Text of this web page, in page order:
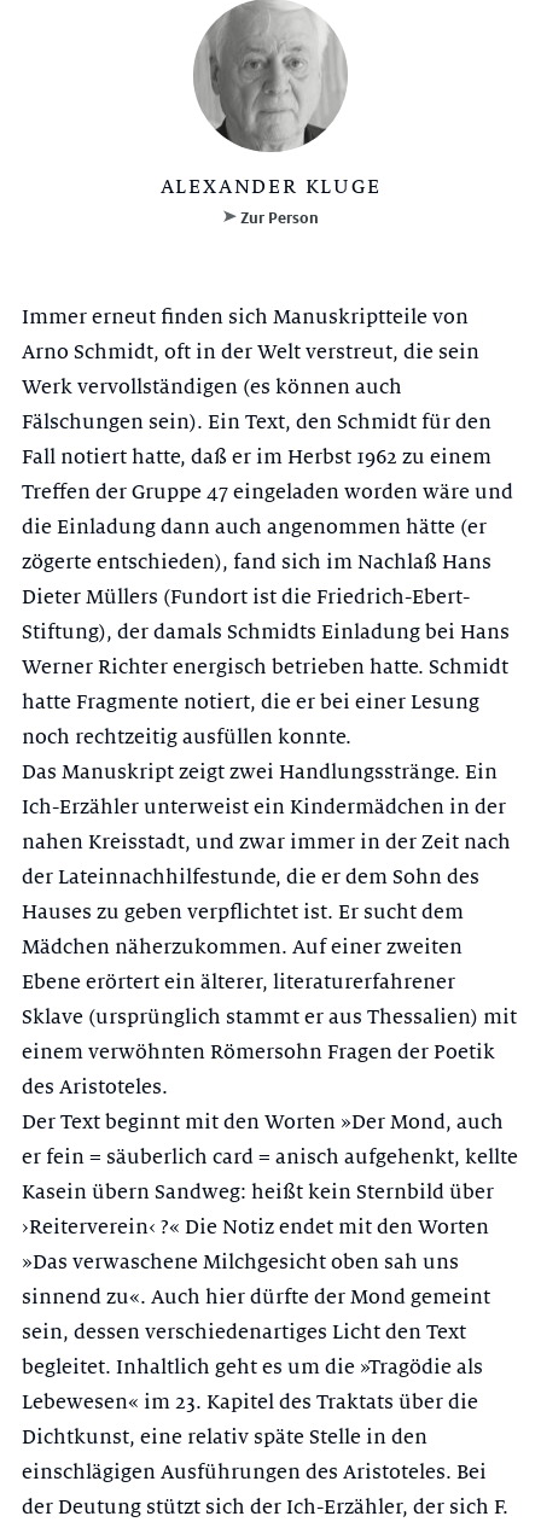
ALEXANDER KLUGE
Zur Person
Immer erneut finden sich Manuskriptteile von
Arno Schmidt, oft in der Welt verstreut, die sein
Werk vervollständigen (es können auch
Fälschungen sein). Ein Text, den Schmidt für den
Fall notiert hatte, daß er im Herbst 1962 zu einem
Treffen der Grup­pe 47 eingeladen worden wäre und
die Einladung dann auch angenommen hätte (er
zögerte entschieden), fand sich im Nachlaß Hans
Dieter Müllers (Fundort ist die Friedrich-Ebert-
Stiftung), der damals Schmidts Einladung bei Hans
Werner Richter energisch betrieben hatte. Schmidt
hatte Fragmente no­tiert, die er bei einer Lesung
noch rechtzeitig ausfüllen konnte.
Das Manuskript zeigt zwei Handlungsstränge. Ein
Ich-Erzähler unterweist ein Kindermädchen in der
nahen Kreisstadt, und zwar immer in der Zeit nach
der Lateinnachhilfestunde, die er dem Sohn des
Hauses zu geben verpflichtet ist. Er sucht dem
Mädchen näherzukommen. Auf einer zweiten
Ebene erörtert ein älterer, literaturerfahrener
Sklave (ursprünglich stammt er aus Thessalien) mit
einem verwöhnten Römersohn Fragen der Poetik
des Aristoteles.
Der Text beginnt mit den Worten »Der Mond, auch
er fein = säuberlich card = anisch aufgehenkt, kellte
Kasein übern Sandweg: heißt kein Sternbild über
›Reiterverein‹ ?« Die Notiz endet mit den Worten
»Das verwasche­ne Milchgesicht oben sah uns
sinnend zu«. Auch hier dürfte der Mond ge­meint
sein, dessen verschiedenartiges Licht den Text
begleitet. Inhaltlich geht es um die »Tragödie als
Lebewesen« im 23. Kapitel des Traktats über die
Dichtkunst, eine relativ späte Stelle in den
einschlägigen Ausführungen des Aristoteles. Bei
der Deutung stützt sich der Ich-Erzähler, der sich F.